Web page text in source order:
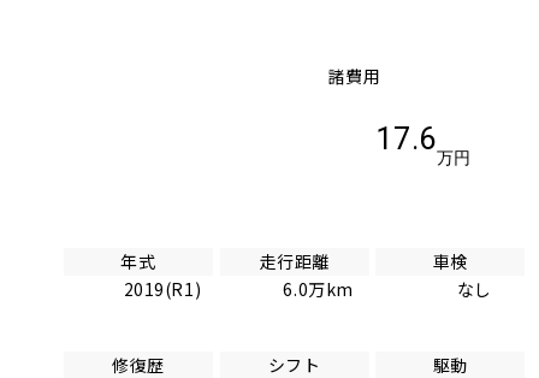
諸費用
17.6
万円
年式
2019(R1)
走行距離
6.0万km
車検
なし
修復歴
シフト
駆動